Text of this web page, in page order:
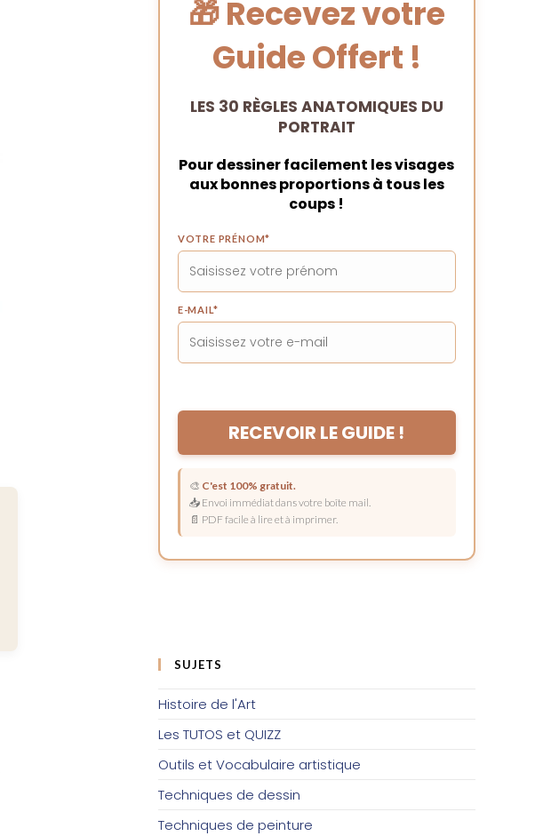
🎁 Recevez votre
Guide Offert !
LES 30 RÈGLES ANATOMIQUES DU
PORTRAIT
Pour dessiner facilement les visages
aux bonnes proportions à tous les
coups !
VOTRE PRÉNOM*
E-MAIL*
RECEVOIR LE GUIDE !
🎨 C'est 100% gratuit.
📥 Envoi immédiat dans votre boîte mail.
📄 PDF facile à lire et à imprimer.
SUJETS
Histoire de l'Art
Les TUTOS et QUIZZ
Outils et Vocabulaire artistique
Techniques de dessin
Techniques de peinture